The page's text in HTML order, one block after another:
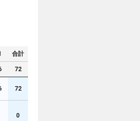
合計
72
72
0